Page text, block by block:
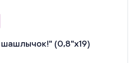
(0,8"х19)